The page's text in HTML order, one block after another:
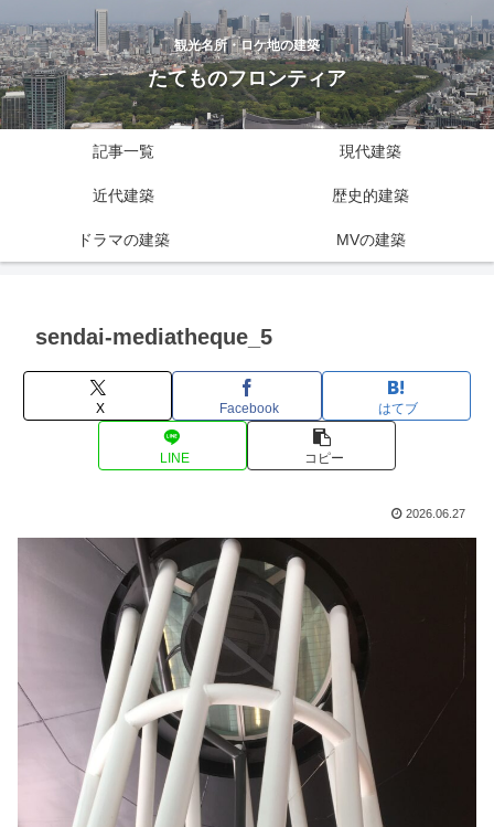
観光名所・ロケ地の建築
たてものフロンティア
記事一覧 現代建築
近代建築 歴史的建築
ドラマの建築 MVの建築
sendai-mediatheque_5
X Facebook はてブ
LINE コピー
2026.06.27